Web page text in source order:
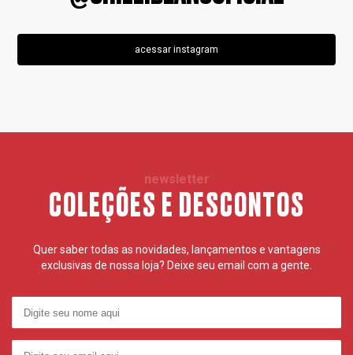
acessar instagram
newsletter
COLEÇÕES E DESCONTOS
Quer saber todas as novidades, lançamentos e vantagens
exclusivas de nossa loja? Deixe seu email com a gente.